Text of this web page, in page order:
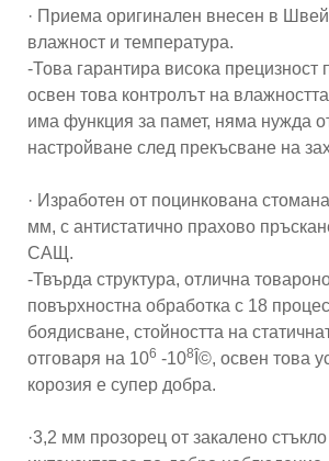
· Приема оригинален внесен в
влажност и температура.
-Това гарантира висока прецизност
освен това контролът на
има функция за памет, няма нужда
настройване след прекъсване на
· Изработен от поцинкована
мм, с антистатично прахово
САЩ.
-Твърда структура, отлична
повърхностна обработка с 18
боядисване, стойността на
отговаря на 106 -108 Î©, освен това
корозия е супер добра.
·3,2 мм прозорец от закалено